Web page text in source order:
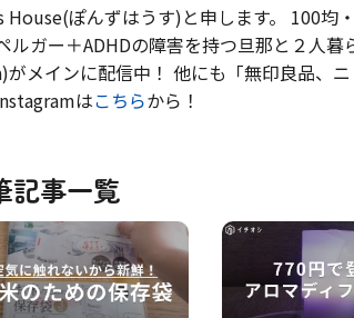
House(ぽんずはうす)と申します。 100均
ルガー＋ADHDの障害を持つ旦那と２人暮
がメインに配信中！ 他にも「無印良品、
はこちらから！
記事一覧